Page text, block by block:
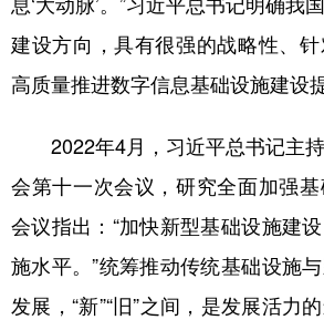
建设方向，具有很强的战略性、
高质量推进数字信息基础设施建设
2022年4月，习近平总书记主持
会第十一次会议，研究全面加强基
会议指出：“加快新型基础设施建
施水平。”统筹推动传统基础设施
发展，“新”“旧”之间，是发展活力